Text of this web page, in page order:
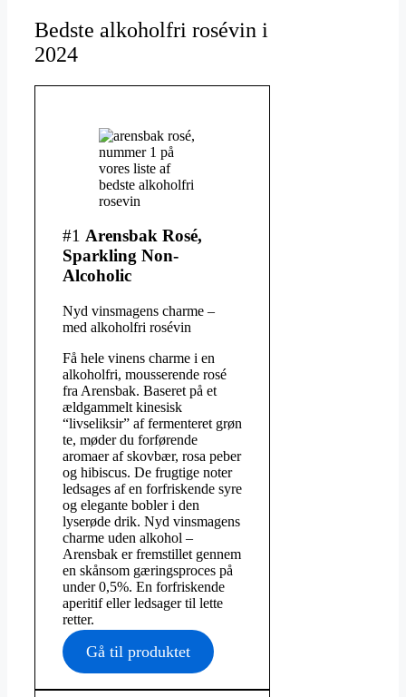
Bedste alkoholfri rosévin i
2024
#1 Arensbak Rosé,
Sparkling Non-
Alcoholic
Nyd vinsmagens charme –
med alkoholfri rosévin
Få hele vinens charme i en
alkoholfri, mousserende rosé
fra Arensbak. Baseret på et
ældgammelt kinesisk
“livseliksir” af fermenteret grøn
te, møder du forførende
aromaer af skovbær, rosa peber
og hibiscus. De frugtige noter
ledsages af en forfriskende syre
og elegante bobler i den
lyserøde drik. Nyd vinsmagens
charme uden alkohol –
Arensbak er fremstillet gennem
en skånsom gæringsproces på
under 0,5%. En forfriskende
aperitif eller ledsager til lette
retter.
Gå til produktet